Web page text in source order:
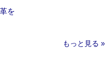
を
もっと見る »